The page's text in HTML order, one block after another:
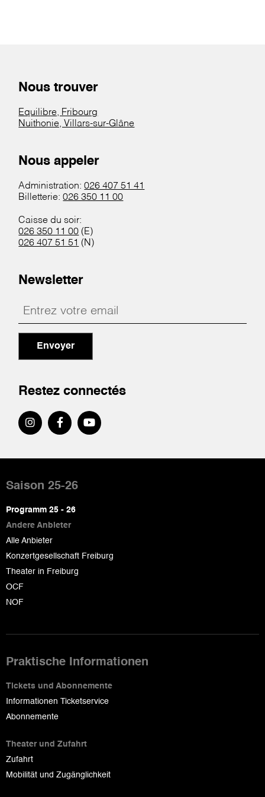
Nous trouver
Equilibre, Fribourg
Nuithonie, Villars-sur-Glâne
Nous appeler
Administration:026 407 51 41
Billetterie:026 350 11 00
Caisse du soir:
026 350 11 00 (E)
026 407 51 51 (N)
Newsletter
Envoyer
Restez connectés
de
page
Saison 25-26
Programm 25 - 26
Andere Anbieter
Alle Anbieter
Konzertgesellschaft Freiburg
Theater in Freiburg
OCF
NOF
Praktische Informationen
Tickets und Abonnemente
Informationen Ticketservice
Abonnemente
Theater und Zufahrt
Zufahrt
Mobilität und Zugänglichkeit